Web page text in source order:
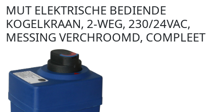
MUT ELEKTRISCHE BEDIENDE
KOGELKRAAN, 2-WEG, 230/24VAC,
MESSING VERCHROOMD, COMPLEET